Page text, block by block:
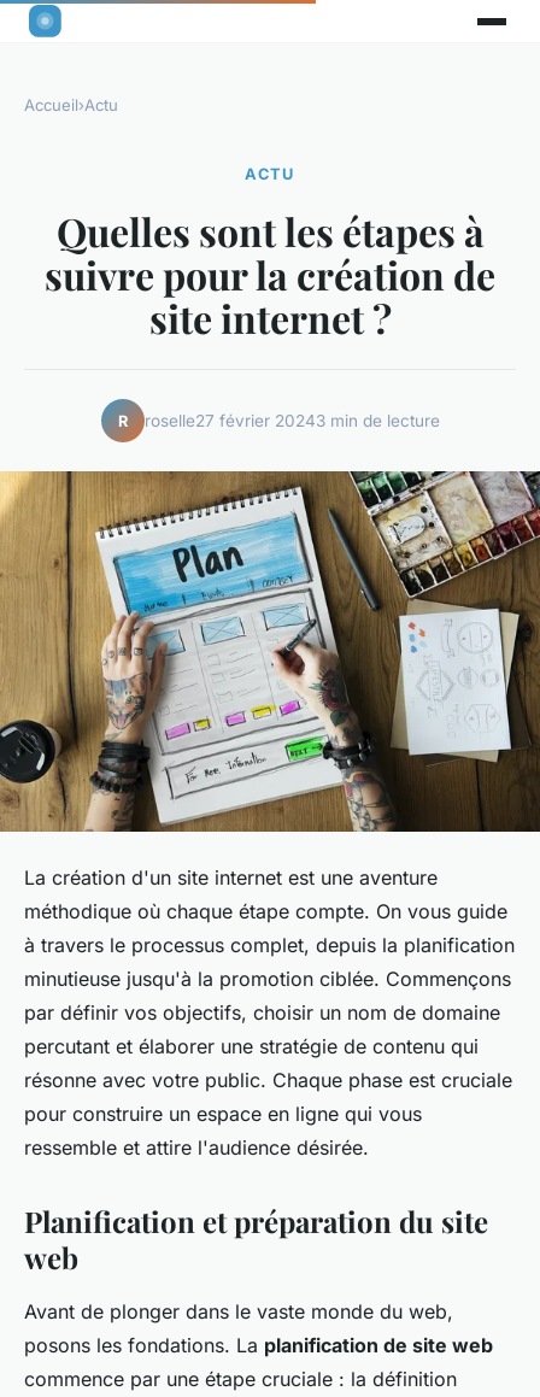
Accueil›Actu
ACTU
Quelles sont les étapes à
suivre pour la création de
site internet ?
R roselle27 février 20243 min de lecture
La création d'un site internet est une aventure
méthodique où chaque étape compte. On vous guide
à travers le processus complet, depuis la planification
minutieuse jusqu'à la promotion ciblée. Commençons
par définir vos objectifs, choisir un nom de domaine
percutant et élaborer une stratégie de contenu qui
résonne avec votre public. Chaque phase est cruciale
pour construire un espace en ligne qui vous
ressemble et attire l'audience désirée.
Planification et préparation du site
web
Avant de plonger dans le vaste monde du web,
posons les fondations. La planification de site web
commence par une étape cruciale : la définition